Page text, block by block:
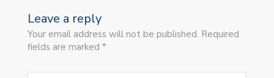
Leave a reply
Your email address will not be published. Required
fields are marked *